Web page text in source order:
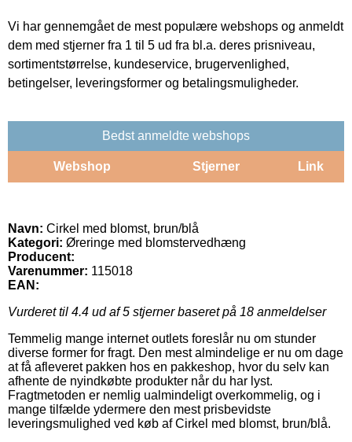
Vi har gennemgået de mest populære webshops og anmeldt
dem med stjerner fra 1 til 5 ud fra bl.a. deres prisniveau,
sortimentstørrelse, kundeservice, brugervenlighed,
betingelser, leveringsformer og betalingsmuligheder.
Bedst anmeldte webshops
Webshop Stjerner Link
Navn: Cirkel med blomst, brun/blå
Kategori: Øreringe med blomstervedhæng
Producent:
Varenummer: 115018
EAN:
Vurderet til 4.4 ud af 5 stjerner baseret på 18 anmeldelser
Temmelig mange internet outlets foreslår nu om stunder
diverse former for fragt. Den mest almindelige er nu om dage
at få afleveret pakken hos en pakkeshop, hvor du selv kan
afhente de nyindkøbte produkter når du har lyst.
Fragtmetoden er nemlig ualmindeligt overkommelig, og i
mange tilfælde ydermere den mest prisbevidste
leveringsmulighed ved køb af Cirkel med blomst, brun/blå.